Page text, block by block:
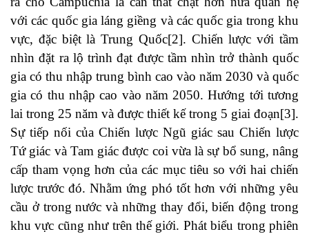
với các quốc gia láng giềng và các quốc gia trong khu
vực, đặc biệt là Trung Quốc[2]. Chiến lược với tầm
nhìn đặt ra lộ trình đạt được tầm nhìn trở thành quốc
gia có thu nhập trung bình cao vào năm 2030 và quốc
gia có thu nhập cao vào năm 2050. Hướng tới tương
lai trong 25 năm và được thiết kế trong 5 giai đoạn[3].
Sự tiếp nối của Chiến lược Ngũ giác sau Chiến lược
Tứ giác và Tam giác được coi vừa là sự bổ sung, nâng
cấp tham vọng hơn của các mục tiêu so với hai chiến
lược trước đó. Nhằm ứng phó tốt hơn với những yêu
cầu ở trong nước và những thay đổi, biến động trong
khu vực cũng như trên thế giới. Phát biểu trong phiên